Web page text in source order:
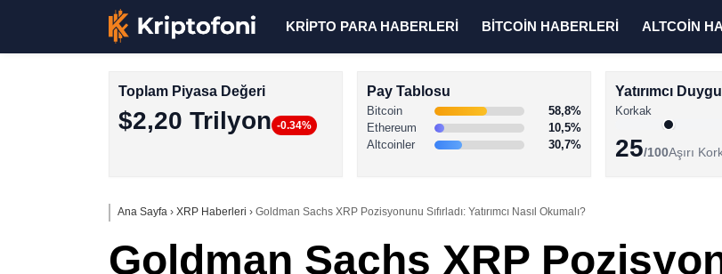
KRİPTO PARA HABERLERİ BİTCOİN HABERLERİ ALTCOİN
Toplam Piyasa Değeri
$2,20 Trilyon -0.34%
Pay Tablosu
Bitcoin
58,8%
Ethereum
10,5%
Altcoinler
30,7%
Yatırımcı
Korkak
25/100Aşırı
Ana Sayfa › XRP Haberleri › Goldman Sachs XRP Pozisyonunu Sıfırladı: Yatırımcı Nasıl Okumalı?
Goldman Sachs XRP